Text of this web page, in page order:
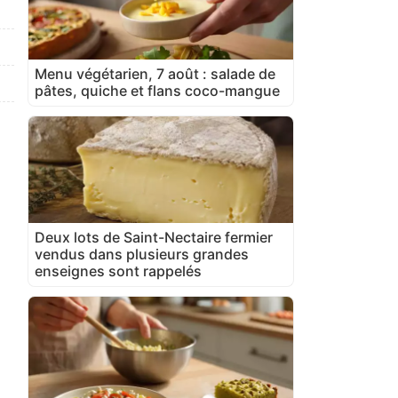
Menu végétarien, 7 août : salade de
pâtes, quiche et flans coco-mangue
Deux lots de Saint-Nectaire fermier
vendus dans plusieurs grandes
enseignes sont rappelés